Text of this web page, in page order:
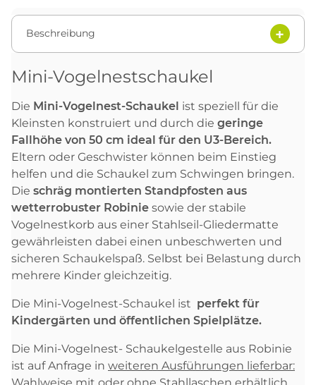
Beschreibung
Mini-Vogelnestschaukel
Die Mini-Vogelnest-Schaukel ist speziell für die
Kleinsten konstruiert und durch die geringe
Fallhöhe von 50 cm ideal für den U3-Bereich.
Eltern oder Geschwister können beim Einstieg
helfen und die Schaukel zum Schwingen bringen.
Die schräg montierten Standpfosten aus
wetterrobuster Robinie sowie der stabile
Vogelnestkorb aus einer Stahlseil-Gliedermatte
gewährleisten dabei einen unbeschwerten und
sicheren Schaukelspaß. Selbst bei Belastung durch
mehrere Kinder gleichzeitig.
Die Mini-Vogelnest-Schaukel ist perfekt für
Kindergärten und öffentlichen Spielplätze.
Die Mini-Vogelnest- Schaukelgestelle aus Robinie
ist auf Anfrage in weiteren Ausführungen lieferbar: